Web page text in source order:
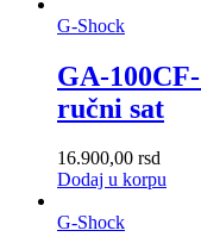
G-Shock
GA-
ručni sat
16.900,00 rsd
Dodaj u korpu
G-Shock